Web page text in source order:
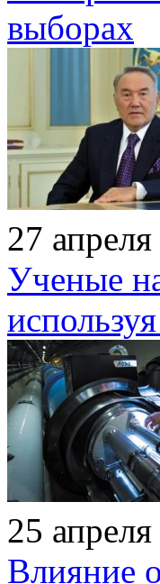
выборах
27
Ученые
25
Влияние